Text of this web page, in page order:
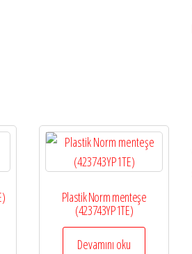
Plastik Norm menteşe
(423743YP1TE)
Devamını oku